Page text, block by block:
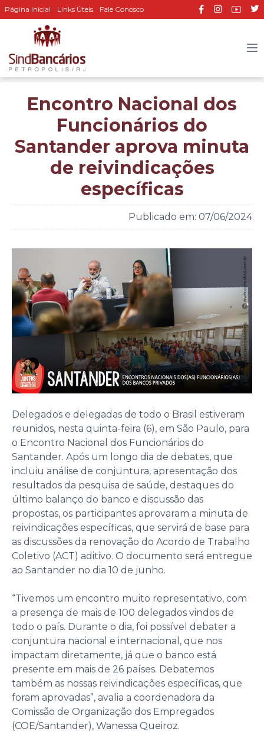
Página Inicial Links Úteis Fale Conosco
Encontro Nacional dos
Funcionários do
Santander aprova minuta
de reivindicações
específicas
Publicado em: 07/06/2024
Delegados e delegadas de todo o Brasil estiveram
reunidos, nesta quinta-feira (6), em São Paulo, para
o Encontro Nacional dos Funcionários do
Santander. Após um longo dia de debates, que
incluiu análise de conjuntura, apresentação dos
resultados da pesquisa de saúde, destaques do
último balanço do banco e discussão das
propostas, os participantes aprovaram a minuta de
reivindicações específicas, que servirá de base para
as discussões da renovação do Acordo de Trabalho
Coletivo (ACT) aditivo. O documento será entregue
ao Santander no dia 10 de junho.
“Tivemos um encontro muito representativo, com
a presença de mais de 100 delegados vindos de
todo o país. Durante o dia, foi possível debater a
conjuntura nacional e internacional, que nos
impactam diretamente, já que o banco está
presente em mais de 26 países. Debatemos
também as nossas reivindicações específicas, que
foram aprovadas”, avalia a coordenadora da
Comissão de Organização dos Empregados
(COE/Santander), Wanessa Queiroz.